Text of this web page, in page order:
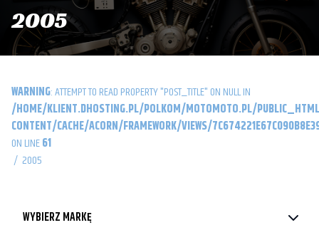
2005
WARNING : ATTEMPT TO READ PROPERTY "POST_TITLE" ON NULL IN
/HOME/KLIENT.DHOSTING.PL/POLKOM/MOTOMOTO.PL/
CONTENT/CACHE/ACORN/FRAMEWORK/VIEWS/
ON LINE61
/ 2005
WYBIERZ MARKĘ